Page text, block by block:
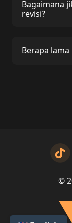
Bagaimana
revisi?
Berapa
©